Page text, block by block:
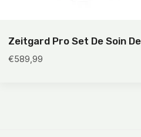
Zeitgard Pro Set De Soin
€589,99